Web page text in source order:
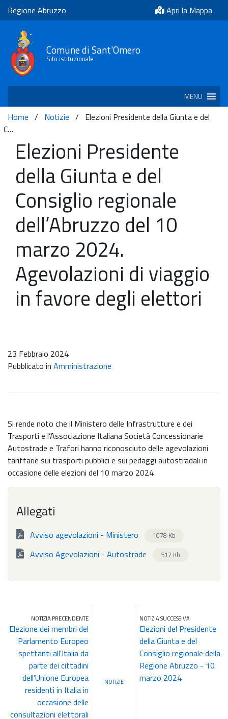
Regione Abruzzo Apri la Mappa
Comune di Sant'Omero
Sito istituzionale
MENU
Home / Notizie / Elezioni Presidente della Giunta e del
C…
Elezioni Presidente
della Giunta e del
Consiglio regionale
dell’Abruzzo del 10
marzo 2024.
Agevolazioni di viaggio
in favore degli elettori
23 Febbraio 2024
Pubblicato in Amministrazione
Si rende noto che il Ministero delle Infrastrutture e dei
Trasporti e l’Associazione Italiana Società Concessionarie
Autostrade e Trafori hanno riconosciuto delle agevolazioni
tariffarie sui trasporti pubblici e sui pedaggi autostradali in
occasione delle elezioni del 10 marzo 2024
Allegati
Avviso agevolazioni - Ministero 1078 Kb
Avviso Agevolazioni - Autostrade 517 Kb
NOTIZIA PRECENDENTE
Elezione dei membri del
Parlamento Europeo
spettanti all'Italia da
parte dei cittadini
dell'Unione Europea
residenti in Italia in
occasione delle
consultazioni elettorali
NOTIZIE
NOTIZIA SUCCESSIVA
Elezioni del Presidente
della Giunta e del
Consiglio regionale della
Regione Abruzzo - 10
marzo 2024